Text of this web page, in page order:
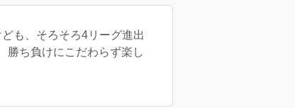
も、そろそろ4リーグ進出
勝ち負けにこだわらず楽し